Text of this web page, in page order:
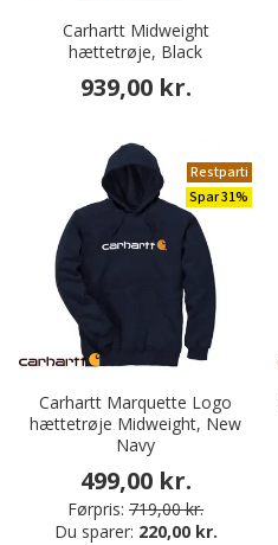
Carhartt Midweight
hættetrøje, Black
939,00 kr.
Restparti
Spar 31%
Carhartt Marquette Logo
hættetrøje Midweight, New
Navy
499,00 kr.
Førpris: 719,00 kr.
Du sparer: 220,00 kr.